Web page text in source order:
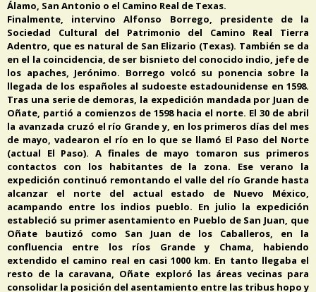
Álamo, San Antonio o el Camino Real de Texas.
Finalmente, intervino Alfonso Borrego, presidente de la
Sociedad Cultural del Patrimonio del Camino Real Tierra
Adentro, que es natural de San Elizario (Texas). También se da
en el la coincidencia, de ser bisnieto del conocido indio, jefe de
los apaches, Jerónimo. Borrego volcó su ponencia sobre la
llegada de los españoles al sudoeste estadounidense en 1598.
Tras una serie de demoras, la expedición mandada por Juan de
Oñate, partió a comienzos de 1598 hacia el norte. El 30 de abril
la avanzada cruzó el río Grande y, en los primeros días del mes
de mayo, vadearon el río en lo que se llamó El Paso del Norte
(actual El Paso). A finales de mayo tomaron sus primeros
contactos con los habitantes de la zona. Ese verano la
expedición continuó remontando el valle del río Grande hasta
alcanzar el norte del actual estado de Nuevo México,
acampando entre los indios pueblo. En julio la expedición
estableció su primer asentamiento en Pueblo de San Juan, que
Oñate bautizó como San Juan de los Caballeros, en la
confluencia entre los ríos Grande y Chama, habiendo
extendido el camino real en casi 1000 km. En tanto llegaba el
resto de la caravana, Oñate exploró las áreas vecinas para
consolidar la posición del asentamiento entre las tribus hopo y